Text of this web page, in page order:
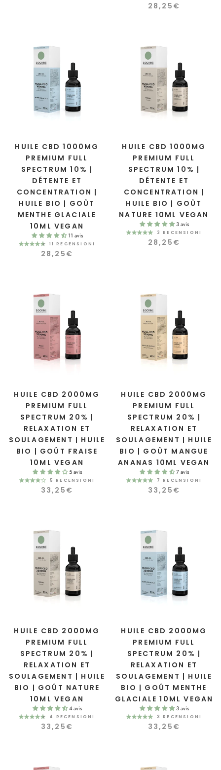
28,25€
HUILE CBD 1000MG
PREMIUM FULL
SPECTRUM 10% |
DÉTENTE ET
CONCENTRATION |
HUILE BIO | GOÛT
MENTHE GLACIALE
10ML VEGAN
11 avis
11 RECENSIONI
28,25€
HUILE CBD 1000MG
PREMIUM FULL
SPECTRUM 10% |
DÉTENTE ET
CONCENTRATION |
HUILE BIO | GOÛT
NATURE 10ML VEGAN
3 avis
3 RECENSIONI
28,25€
HUILE CBD 2000MG
PREMIUM FULL
SPECTRUM 20% |
RELAXATION ET
SOULAGEMENT | HUILE
BIO | GOÛT FRAISE
10ML VEGAN
5 avis
5 RECENSIONI
33,25€
HUILE CBD 2000MG
PREMIUM FULL
SPECTRUM 20% |
RELAXATION ET
SOULAGEMENT | HUILE
BIO | GOÛT MANGUE
ANANAS 10ML VEGAN
7 avis
7 RECENSIONI
33,25€
HUILE CBD 2000MG
PREMIUM FULL
SPECTRUM 20% |
RELAXATION ET
SOULAGEMENT | HUILE
BIO | GOÛT NATURE
10ML VEGAN
4 avis
4 RECENSIONI
33,25€
HUILE CBD 2000MG
PREMIUM FULL
SPECTRUM 20% |
RELAXATION ET
SOULAGEMENT | HUILE
BIO | GOÛT MENTHE
GLACIALE 10ML VEGAN
3 avis
3 RECENSIONI
33,25€